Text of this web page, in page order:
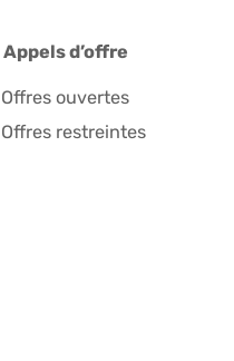
Appels d’offre
Offres ouvertes
Offres restreintes